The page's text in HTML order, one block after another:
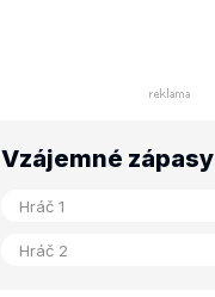
Vzájemné zápasy